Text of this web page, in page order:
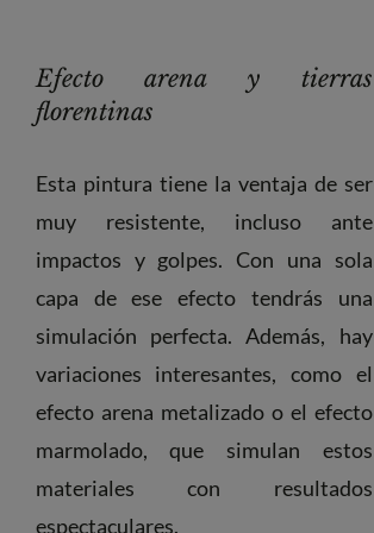
Efecto arena y tierras
florentinas
Esta pintura tiene la ventaja de ser
muy resistente, incluso ante
impactos y golpes. Con una sola
capa de ese efecto tendrás una
simulación perfecta. Además, hay
variaciones interesantes, como el
efecto arena metalizado o el efecto
marmolado, que simulan estos
materiales con resultados
espectaculares.